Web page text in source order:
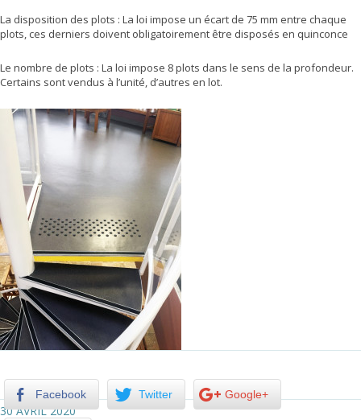
La disposition des plots : La loi impose un écart de 75 mm entre chaque
plots, ces derniers doivent obligatoirement être disposés en quinconce
Le nombre de plots : La loi impose 8 plots dans le sens de la profondeur.
Certains sont vendus à l’unité, d’autres en lot.
Facebook Twitter Google+
30 AVRIL 2020